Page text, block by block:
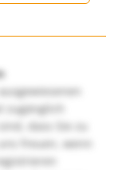
dass Sie zu
freuen, wenn